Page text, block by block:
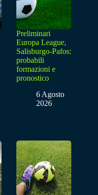
Preliminari
Europa League,
Salisburgo-Pafos:
probabili
formazioni e
pronostico
6 Agosto
2026